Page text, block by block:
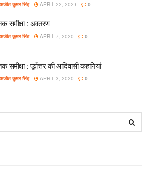
अजीत कुमार सिंह APRIL 22, 2020 0
समीक्षा : अवतरण
अजीत कुमार सिंह APRIL 7, 2020 0
समीक्षा : पूर्वोत्तर की आदिवासी कहानियां
अजीत कुमार सिंह APRIL 3, 2020 0